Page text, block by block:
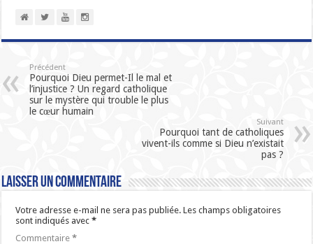
Précédent
Pourquoi Dieu permet-Il le mal et
l’injustice ? Un regard catholique
sur le mystère qui trouble le plus
le cœur humain
Suivant
Pourquoi tant de catholiques
vivent-ils comme si Dieu n’existait
pas ?
Laisser un commentaire
Votre adresse e-mail ne sera pas publiée. Les champs obligatoires
sont indiqués avec*
Commentaire*